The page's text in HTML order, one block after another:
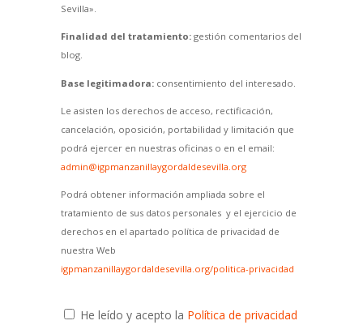
Sevilla».
Finalidad del tratamiento:gestión comentarios del
blog.
Base legitimadora:consentimiento del interesado.
Le asisten los derechos de acceso, rectificación,
cancelación, oposición, portabilidad y limitación que
podrá ejercer en nuestras oficinas o en el email:
admin@igpmanzanillaygordaldesevilla.org
Podrá obtener información ampliada sobre el
tratamiento de sus datos personales y el ejercicio de
derechos en el apartado política de privacidad de
nuestra Web
igpmanzanillaygordaldesevilla.org/politica-privacidad
He leído y acepto la Política de privacidad